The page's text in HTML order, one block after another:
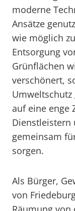
moderne
Ansätze
wie möglich
Entsorgung
Grünflächen
verschönert,
Umweltschutz
auf eine enge
Dienstleistern
gemeinsam
sorgen.
Als Bürger,
von